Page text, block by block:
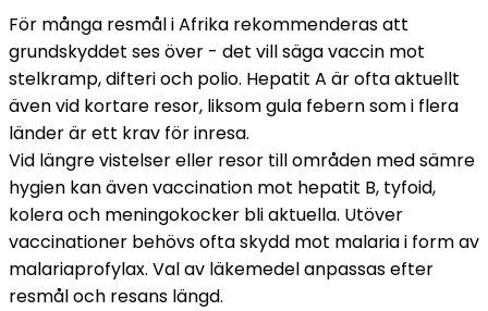
För många resmål i Afrika rekommenderas att
grundskyddet ses över - det vill säga vaccin mot
stelkramp, difteri och polio. Hepatit A är ofta aktuellt
även vid kortare resor, liksom gula febern som i flera
länder är ett krav för inresa.
Vid längre vistelser eller resor till områden med sämre
hygien kan även vaccination mot hepatit B, tyfoid,
kolera och meningokocker bli aktuella. Utöver
vaccinationer behövs ofta skydd mot malaria i form av
malariaprofylax. Val av läkemedel anpassas efter
resmål och resans längd.